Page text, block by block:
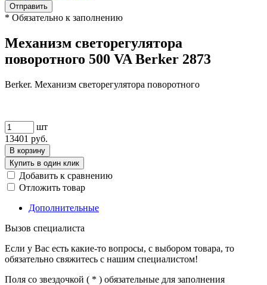
Отправить
* Обязательно к заполнению
Механизм светорегулятора
поворотного 500 VA Berker 2873
Berker. Механизм светорегулятора поворотного
шт
13401 руб.
В корзину
Купить в один клик
Добавить к сравнению
Отложить товар
Дополнительные
Вызов специалиста
Если у Вас есть какие-то вопросы, с выбором товара, то
обязательно свяжитесь с нашим специалистом!
Поля со звездочкой ( * ) обязательные для заполнения